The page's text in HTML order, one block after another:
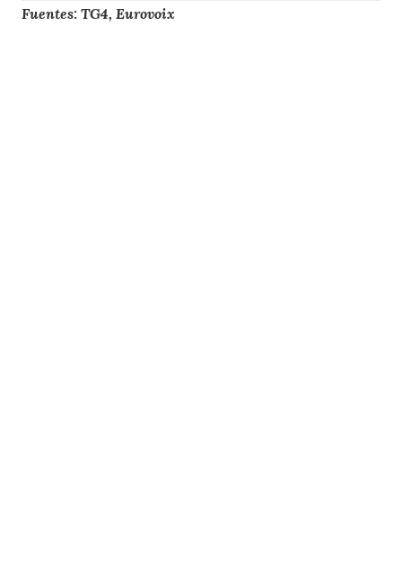
Fuentes: TG4, Eurovoix